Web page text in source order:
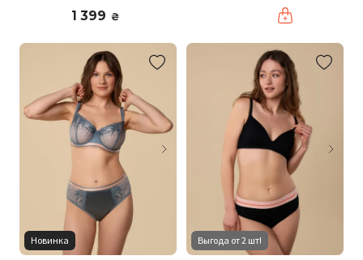
1 399 ₴
Новинка Выгода от 2 шт!